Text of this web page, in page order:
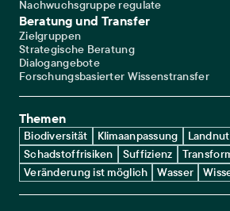
Nachwuchsgruppe regulate
Beratung und Transfer
Zielgruppen
Strategische Beratung
Dialogangebote
Forschungsbasierter Wissenstransfer
Themen
Biodiversität Klimaanpassung
Schadstoffrisiken
Suffizienz
Veränderung ist möglich
Wasser